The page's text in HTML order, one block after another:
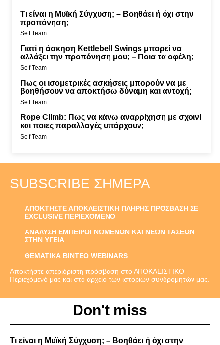
Τι είναι η Μυϊκή Σύγχυση; – Βοηθάει ή όχι στην
προπόνηση;
Self Team
Γιατί η άσκηση Kettlebell Swings μπορεί να
αλλάξει την προπόνηση μου; – Ποια τα οφέλη;
Self Team
Πως οι ισομετρικές ασκήσεις μπορούν να με
βοηθήσουν να αποκτήσω δύναμη και αντοχή;
Self Team
Rope Climb: Πως να κάνω αναρρίχηση με σχοινί
και ποιες παραλλαγές υπάρχουν;
Self Team
SUBSCRIBE ΣΉΜΕΡΑ
ΑΠΟΚΤΗΣΤΕ ΑΠΟΚΛΕΙΣΤΙΚΗ ΠΛΗΡΗΣ ΠΡΟΣΒΑΣΗ ΣΕ
EXCLUSIVE ΠΕΡΙΕΧΟΜΕΝΟ
ΑΝΑΛΥΣΗ ΕΜΠΕΙΡΟΓΝΩΜΕΝΩΝ ΚΑΙ ΝΕΩΝ ΤΑΣΕΩΝ
ΣΤΗΝ ΥΓΕΙΑ
ΘΕΜΑΤΙΚΑ ΒΙΝΤΕΟ WEBINARS
Αποκτήστε απεριόριστη πρόσβαση στο ΑΠΟΚΛΕΙΣΤΙΚΟ
Περιεχόμενό μας και στο αρχείο των ιστοριών συνδρομητών μας.
Don't miss
Τι είναι η Μυϊκή Σύγχυση; – Βοηθάει ή όχι στην